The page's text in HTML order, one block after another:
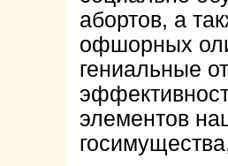
абортов, а
офшорных
гениальные
элементов